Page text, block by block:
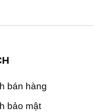
bán hàng
bảo mật